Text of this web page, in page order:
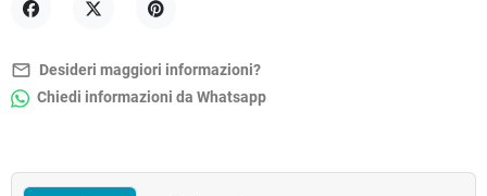
mail_outline Desideri maggiori informazioni?
Chiedi informazioni da Whatsapp